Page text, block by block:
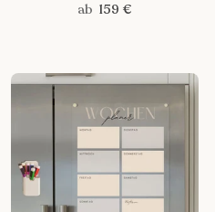
ab 159 €